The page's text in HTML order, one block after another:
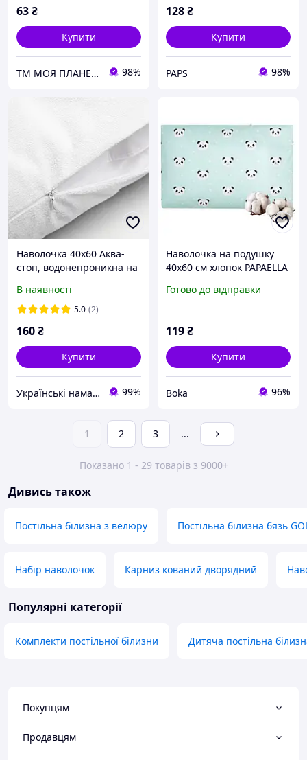
63₴
Купити
ТМ МОЯ ПЛАНЕТА 98%
128₴
Купити
PAPS 98%
Наволочка 40х60 Аква-
стоп, водонепроникна на
В наявності
5.0 (2)
160₴
Купити
Українські наматрацники 99%
Наволочка на подушку
40х60 см хлопок PAPAELLA
натуральна тканина
Готово до відправки
119₴
Купити
Boka 96%
1 2 3 ...
Показано 1 - 29 товарів з 9000+
Дивись також
Постільна білизна з велюру Постільна білизна бязь
Набір наволочок Карниз кований дворядний
Популярні категорії
Комплекти постільної білизни Дитяча постільна
Покупцям
Продавцям